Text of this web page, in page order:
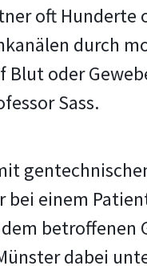
oft Hunderte
durch
oder
Sass.
bei einem
betroffenen
dabei